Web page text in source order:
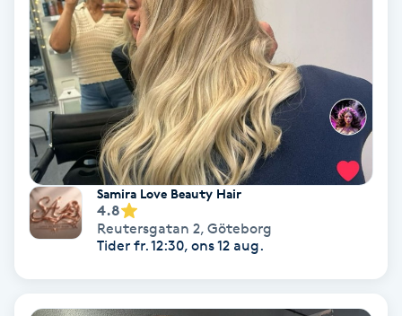
Lymfmassage
Läpptatuering
Makeup
Manikyr & Pedikyr
Medial vägledning
Samira Love Beauty Hair
4.8
Reutersgatan 2, Göteborg
Tider fr. 12:30, ons 12 aug.